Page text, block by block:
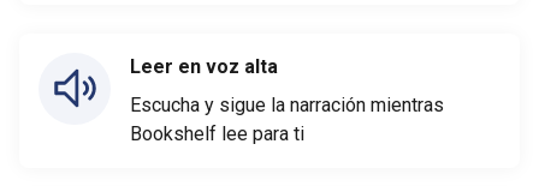
Leer en voz alta
Escucha y sigue la narración mientras
Bookshelf lee para ti